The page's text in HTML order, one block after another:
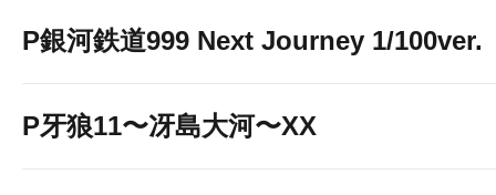
P銀河鉄道999 Next Journey 1/100ver.
P牙狼11〜冴島大河〜XX